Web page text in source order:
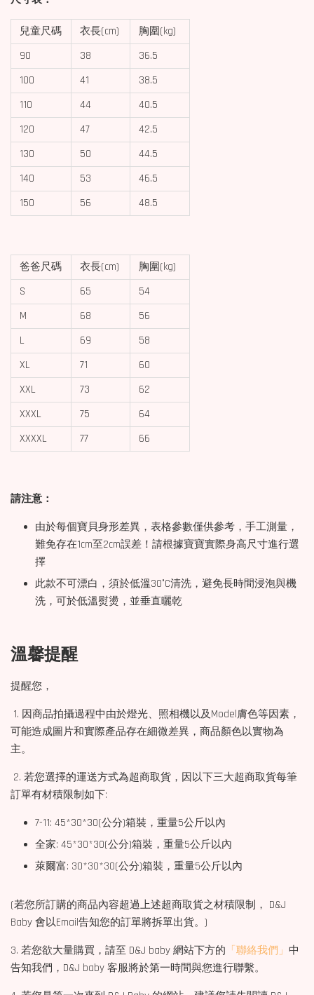
兒童尺碼 衣長(cm)
胸圍(kg)
90
38
36.5
100
41
38.5
110
44
40.5
120
47
42.5
130
50
44.5
140
53
46.5
150
56 48.5
爸爸尺碼 衣長(cm)
胸圍(kg)
S
65
54
M
68
56
L
69
58
XL
71
60
XXL
73
62
XXXL
75
64
XXXXL
77 66
請注意：
由於每個寶貝身形差異，表格參數僅供參考，手工測量，
難免存在1cm至2cm誤差！請根據寶寶實際身高尺寸進行選
擇
此款不可漂白，須於低溫30°C清洗，避免長時間浸泡與機
洗，可於低溫熨燙，並垂直曬乾
溫馨提醒
提醒您，
1. 因商品拍攝過程中由於燈光、照相機以及Model膚色等因素，
可能造成圖片和實際產品存在細微差異，商品顏色以實物為
主。
2. 若您選擇的運送方式為超商取貨，因以下三大超商取貨每筆
訂單有材積限制如下:
7-11: 45*30*30(公分)箱裝，重量5公斤以內
全家: 45*30*30(公分)箱裝，重量5公斤以內
萊爾富: 30*30*30(公分)箱裝，重量5公斤以內
(若您所訂購的商品內容超過上述超商取貨之材積限制， D&J
Baby 會以Email告知您的訂單將拆單出貨。)
3. 若您欲大量購買，請至 D&J baby 網站下方的 「聯絡我們」 中
告知我們，D&J baby 客服將於第一時間與您進行聯繫。